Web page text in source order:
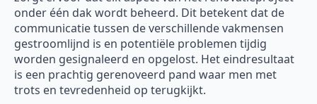
onder één dak wordt beheerd. Dit betekent dat de
communicatie tussen de verschillende vakmensen
gestroomlijnd is en potentiële problemen tijdig
worden gesignaleerd en opgelost. Het eindresultaat
is een prachtig gerenoveerd pand waar men met
trots en tevredenheid op terugkijkt.